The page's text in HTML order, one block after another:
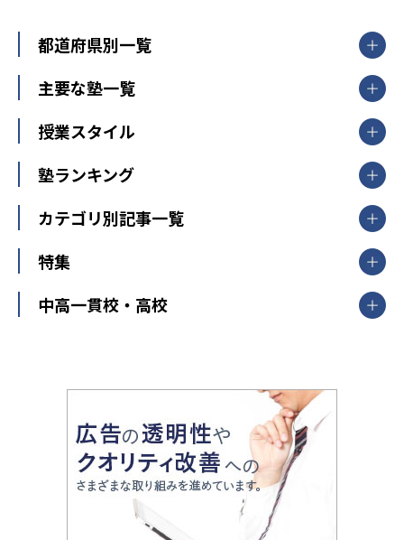
都道府県別一覧
北海道・東北
山形県
福島県
関東
東京都
神奈川県
茨城県
栃木県
群馬県
新潟県
中部
愛知県
静岡県
長野県
大阪府
兵庫県 京都府 奈良県
和歌山県
鳥取県
島根県 岡山県 広島県
香川県
高知県
主要な塾一覧
【掲載塾一覧を見る】
東京個別指導学院
明光義塾
個別教室のトライ
武田塾
授業スタイル
個別指導
オンライン指導
塾ランキング
中学受験ランキング
カテゴリ別記事一覧
中学受験
大学受験
教育全般
中学受験に熱心な市区町村ランキング
小学校受験
家庭教師
特集
開成番長直伝！子どもの受験を成功させる方法
運動と遊びを考える
情報Ⅰ、数学が苦手な人注目！最短距離の学力
アップ法
悩み多き「大学受験」相談室
英語・英会話・英検対策
小学校教師が解説！中学受験のリアル
中高一貫校・高校
大学入試改革
ママテクエグザム
進化する中高一貫校・高校